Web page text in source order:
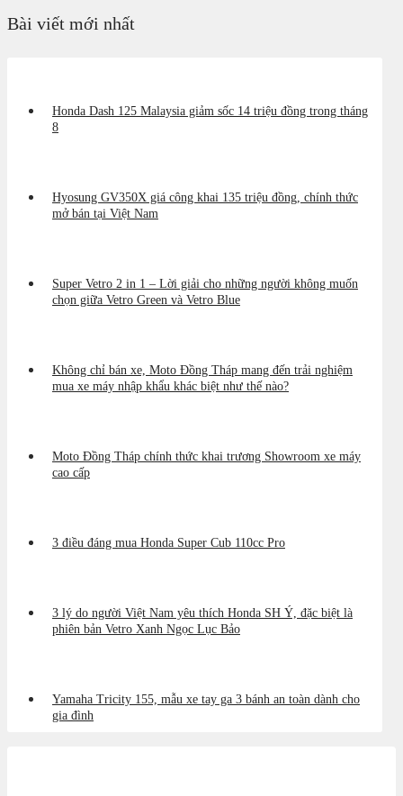
Bài viết mới nhất
Honda Dash 125 Malaysia giảm sốc 14 triệu đồng trong tháng
8
Hyosung GV350X giá công khai 135 triệu đồng, chính thức
mở bán tại Việt Nam
Super Vetro 2 in 1 – Lời giải cho những người không muốn
chọn giữa Vetro Green và Vetro Blue
Không chỉ bán xe, Moto Đồng Tháp mang đến trải nghiệm
mua xe máy nhập khẩu khác biệt như thế nào?
Moto Đồng Tháp chính thức khai trương Showroom xe máy
cao cấp
3 điều đáng mua Honda Super Cub 110cc Pro
3 lý do người Việt Nam yêu thích Honda SH Ý, đặc biệt là
phiên bản Vetro Xanh Ngọc Lục Bảo
Yamaha Tricity 155, mẫu xe tay ga 3 bánh an toàn dành cho
gia đình